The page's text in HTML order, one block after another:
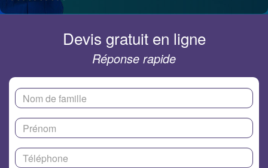
Devis gratuit en ligne
Réponse rapide